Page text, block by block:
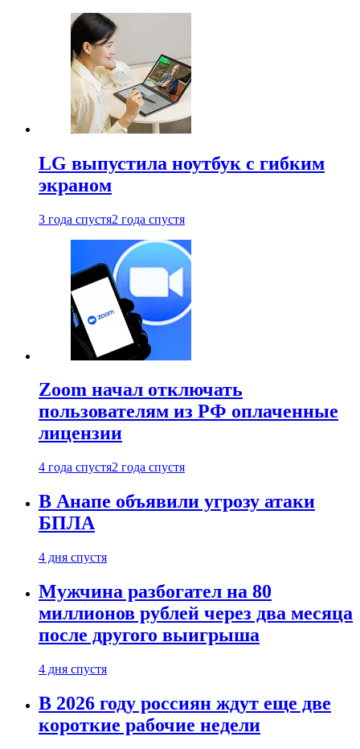
LG выпустила ноутбук с гибким
экраном
3 года спустя2 года спустя
Zoom начал отключать
пользователям из РФ оплаченные
лицензии
4 года спустя2 года спустя
В Анапе объявили угрозу атаки
БПЛА
4 дня спустя
Мужчина разбогател на 80
миллионов рублей через два месяца
после другого выигрыша
4 дня спустя
В 2026 году россиян ждут еще две
короткие рабочие недели